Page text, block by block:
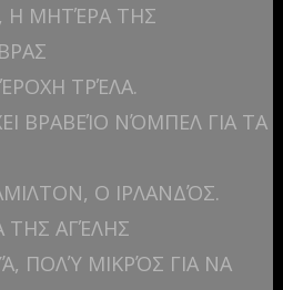
Η ΜΗΤΈΡΑ ΤΗΣ
ΤΡΈΛΑ.
ΒΡΑΒΕΊΟ ΝΌΜΠΕΛ ΓΙΑ ΤΑ
Ο ΙΡΛΑΝΔΌΣ.
ΤΗΣ ΑΓΈΛΗΣ
ΠΟΛΎ ΜΙΚΡΌΣ ΓΙΑ ΝΑ